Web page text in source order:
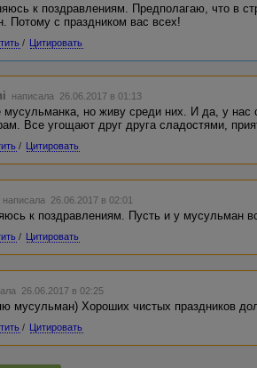
к поздравлениям. Предполагаю, что в
Потому с праздником вас всех!
/ Цитировать
написала 26.06.2017 в 01:13
мусульманка, но живу среди них. И да, у нас
Все угощают друг друга сладостями,
/ Цитировать
написала 26.06.2017 в 02:01
к поздравлениям. Пусть и у мусульман
/ Цитировать
26.06.2017 в 02:25
мусульман) Хороших чистых праздников
/ Цитировать